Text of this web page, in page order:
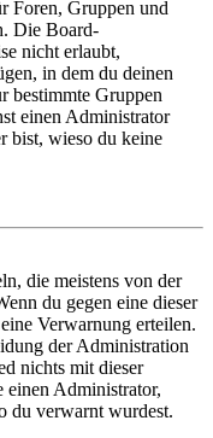
Foren, Gruppen und
Die Board-
nicht erlaubt,
in dem du deinen
bestimmte Gruppen
einen Administrator
bist, wieso du keine
die meistens von der
du gegen eine dieser
Verwarnung erteilen.
der Administration
nichts mit dieser
einen Administrator,
du verwarnt wurdest.